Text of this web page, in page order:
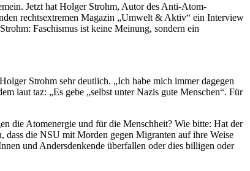
Jetzt hat Holger Strohm, Autor des Anti-Atom-
rechtsextremen Magazin „Umwelt & Aktiv“ ein Interview
Faschismus ist keine Meinung, sondern ein
Strohm sehr deutlich. „Ich habe mich immer dagegen
laut taz: „Es gebe „selbst unter Nazis gute Menschen“. Für
die Atomenergie und für die Menschheit? Wie bitte: Hat der
dass die NSU mit Morden gegen Migranten auf ihre Weise
und Andersdenkende überfallen oder dies billigen oder